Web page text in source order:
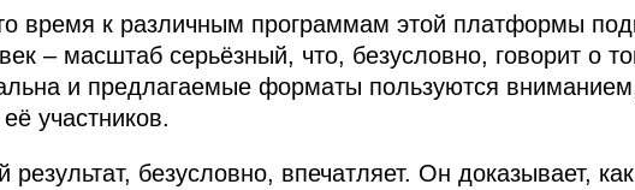
время к различным программам этой платформы
– масштаб серьёзный, что, безусловно, говорит о
и предлагаемые форматы пользуются
участников.
результат, безусловно, впечатляет. Он доказывает,